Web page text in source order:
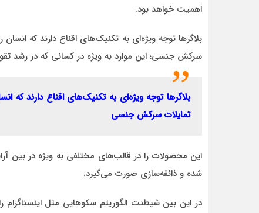
اهمیت خواهد بود.
بلاگرها توجه ویژه‌ای به تکنیک‌های اقناع دارند که
سرکش جنسی؛ این موارد به ویژه در کسانی که در رشد
بلاگرها توجه ویژه‌ای به تکنیک‌های اقناع دارند که
تمایلات سرکش جنسی
این محصولات را در قالب‌های مختلفی به ویژه در بین
شده و ذائقه‌سازی صورت می‌گیرد.
در این بین شیطنت الگوریتم‌ سکوهایی مثل اینستا‌گرام